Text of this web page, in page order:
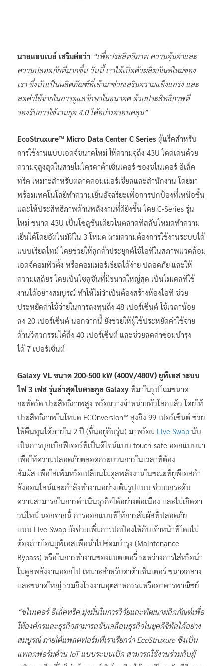
นายแอบเบย์ เสริมต่อว่า “เพื่อประสิทธิภาพ ความคุ้มค่าและ
ความปลอดภัยที่มากขึ้น วันนี้ เราได้เปิดตัวผลิตภัณฑ์ใหม่ของ
เรา ซึ่งนับเป็นผลิตภัณฑ์ที่เข้ามาช่วยเสริมความแข็งแกร่ง และ
ลดค่าใช้จ่ายในการดูแลรักษาในอนาคต ด้วยประสิทธิภาพที่
รองรับการใช้งานยุค 4.0 ได้อย่างครอบคลุม”
EcoStruxure™ Micro Data Center C Series ตู้แร็คสำหรับ
การใช้งานแบบเอดจ์ขนาดใหม่ ให้ความจุถึง 43U โดดเด่นด้วย
ความจุสูงสุดในสายไมโครดาต้าเซ็นเตอร์ ของชไนเดอร์ อิเล็ค
ทริค เหมาะสำหรับตลาดคอมเมอร์เชียลและสำนักงาน โดยมา
พร้อมเทคโนโลยีทำความเย็นอัจฉริยะเพื่อการปกป้องที่เหนือชั้น
และให้ประสิทธิภาพด้านพลังงานที่ดียิ่งขึ้น โดย C-Series รุ่น
ใหม่ ขนาด 43U เป็นโซลูชันเดียวในตลาดที่สลับโหมดทำความ
เย็นได้โดยอัตโนมัติใน 3 โหมด ตามความต้องการใช้งานระบบได้
แบบเรียลไทม์ โดยช่วยให้ลูกค้าประยุกต์ใช้ไอทีในสภาพแวดล้อม
เอดจ์คอมพิวติ้ง หรือคอมเมอร์เชียลได้ง่าย ปลอดภัย และให้
ความเสถียร โดยเป็นโซลูชันที่มีขนาดใหญ่สุด เป็นโมเดลที่ใช้
งานได้อย่างสมบูรณ์ ทำให้ไม่จำเป็นต้องสร้างห้องไอที ช่วย
ประหยัดค่าใช้จ่ายในการลงทุนถึง 48 เปอร์เซ็นต์ ใช้เวลาน้อย
ลง 20 เปอร์เซ็นต์ นอกจากนี้ ยังช่วยให้ผู้ใช้ประหยัดค่าใช้จ่าย
ด้านวิศวกรรมได้ถึง 40 เปอร์เซ็นต์ และช่วยลดค่าซ่อมบำรุง
ได้ 7 เปอร์เซ็นต์
Galaxy VL ขนาด 200-500 kW (400V/480V) ยูพีเอส ระบบ
ไฟ 3 เฟส รุ่นล่าสุดในตระกูล Galaxy ที่มาในรูปโฉมขนาด
กะทัดรัด ประสิทธิภาพสูง พร้อมวางจำหน่ายทั่วโลกแล้ว โดยให้
ประสิทธิภาพในโหมด ECOnversion™ สูงถึง 99 เปอร์เซ็นต์ ช่วย
ให้คืนทุนได้ภายใน 2 ปี (ขึ้นอยู่กับรุ่น) มาพร้อม Live Swap นับ
เป็นการบุกเบิกฟีเจอร์ที่เป็นดีไซน์แบบ touch-safe ออกแบบมา
เพื่อให้ความปลอดภัยตลอดกระบวนการในเวลาที่ต้อง
สัมผัส เพื่อใส่เพิ่มหรือเปลี่ยนโมดูลพลังงานในขณะที่ยูพีเอสกำ
ลังออนไลน์และกำลังทำงานอย่างเต็มรูปแบบ ช่วยยกระดับ
ความสามารถในการดำเนินธุรกิจได้อย่างต่อเนื่อง และไม่เกิดดา
วน์ไทม์ นอกจากนี้ การออกแบบที่ให้การสัมผัสที่ปลอดภัย
แบบ Live Swap ยังช่วยเพิ่มการปกป้องให้กับเจ้าหน้าที่โดยไม่
ต้องถ่ายโอนยูพีเอสเพื่อนำไปซ่อมบำรุง (Maintenance
Bypass) หรือในการทำงานของแบตเตอรี่ ระหว่างการใส่หรือนำ
โมดูลพลังงานออกไป เหมาะสำหรับดาต้าเซ็นเตอร์ ขนาดกลาง
และขนาดใหญ่ รวมถึงโรงงานอุตสาหกรรมหรืออาคารพาณิชย์
“ชไนเดอร์ อิเล็คทริค มุ่งมั่นในการวิจัยและพัฒนาผลิตภัณฑ์เพื่อ
ให้องค์กรและธุรกิจสามารถขับเคลื่อนธุรกิจในยุคดิจิทัลได้อย่าง
สมบูรณ์ ภายใต้แพลตฟอร์มที่เราเรียกว่า EcoStruxure ซึ่งเป็น
แพลตฟอร์มด้าน IoT แบบระบบเปิด สามารถใช้งานร่วมกับผู้